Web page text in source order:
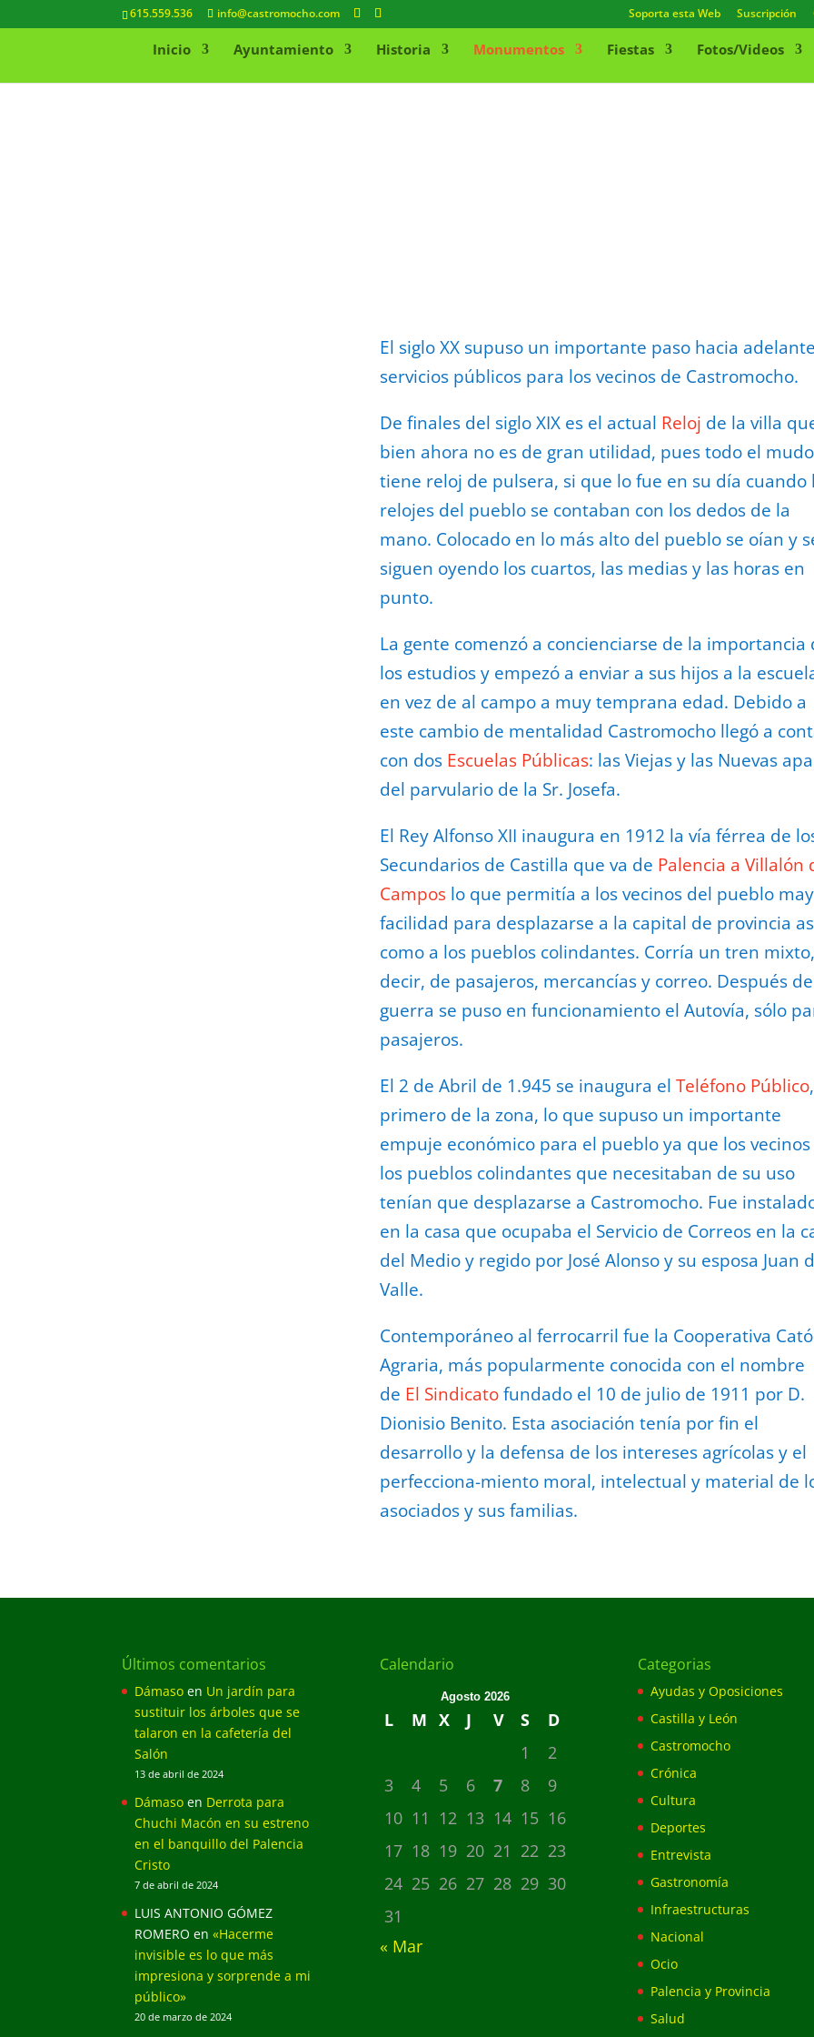
615.559.536 info@castromocho.com Soporta esta Web Suscripción
Inicio Ayuntamiento Historia Monumentos Fiestas Fotos/Videos
El siglo XX supuso un importante paso hacia
servicios públicos para los vecinos de Castromocho.
De finales del siglo XIX es el actual Reloj de la villa
bien ahora no es de gran utilidad, pues todo el mudo
tiene reloj de pulsera, si que lo fue en su día cuando
relojes del pueblo se contaban con los dedos de la
mano. Colocado en lo más alto del pueblo se oían y
siguen oyendo los cuartos, las medias y las horas en
punto.
La gente comenzó a concienciarse de la importancia
los estudios y empezó a enviar a sus hijos a la
en vez de al campo a muy temprana edad. Debido a
este cambio de mentalidad Castromocho llegó a
con dos Escuelas Públicas: las Viejas y las Nuevas
del parvulario de la Sr. Josefa.
El Rey Alfonso XII inaugura en 1912 la vía férrea de
Secundarios de Castilla que va de Palencia a Villalón
Camposlo que permitía a los vecinos del pueblo
facilidad para desplazarse a la capital de provincia
como a los pueblos colindantes. Corría un tren
decir, de pasajeros, mercancías y correo. Después
guerra se puso en funcionamiento el Autovía, sólo
pasajeros.
El 2 de Abril de 1.945 se inaugura el Teléfono Público
primero de la zona, lo que supuso un importante
empuje económico para el pueblo ya que los vecinos
los pueblos colindantes que necesitaban de su uso
tenían que desplazarse a Castromocho. Fue
en la casa que ocupaba el Servicio de Correos en la
del Medio y regido por José Alonso y su esposa Juan
Valle.
Contemporáneo al ferrocarril fue la Cooperativa
Agraria, más popularmente conocida con el nombre
de El Sindicatofundado el 10 de julio de 1911 por D.
Dionisio Benito. Esta asociación tenía por fin el
desarrollo y la defensa de los intereses agrícolas y el
perfecciona-miento moral, intelectual y material de
asociados y sus familias.
Últimos comentarios
Dámaso en Un jardín para
sustituir los árboles que se
talaron en la cafetería del
Salón
13 de abril de 2024
Dámaso en Derrota para
Chuchi Macón en su estreno
en el banquillo del Palencia
Cristo
7 de abril de 2024
LUIS ANTONIO GÓMEZ
ROMERO en«Hacerme
invisible es lo que más
impresiona y sorprende a mi
público»
20 de marzo de 2024
Calendario
Agosto 2026
L M X J V S
D
1
2
3
4 5 6 7 8
9
10 11 12 13 14 15 16
17 18 19 20 21 22 23
24 25 26 27 28 29 30
31
« Mar
Categorias
Ayudas y Oposiciones
Castilla y León
Castromocho
Crónica
Cultura
Deportes
Entrevista
Gastronomía
Infraestructuras
Nacional
Ocio
Palencia y Provincia
Salud